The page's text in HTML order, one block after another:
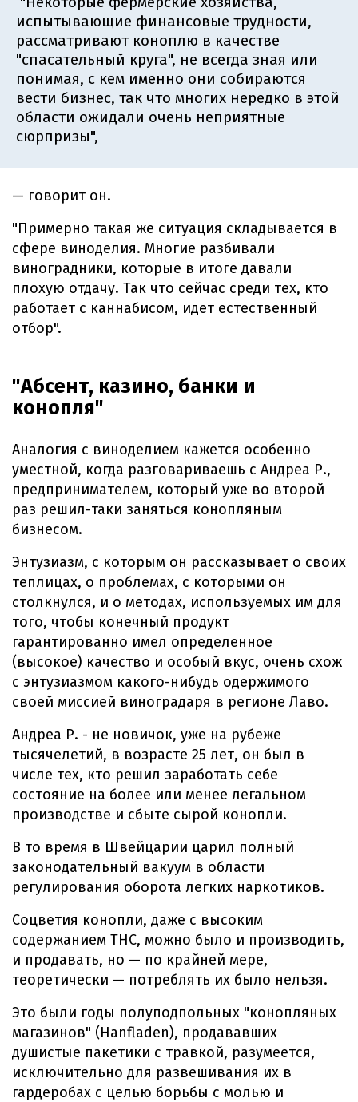
испытывающие финансовые трудности,
рассматривают коноплю в качестве
"спасательный круга", не всегда зная или
понимая, с кем именно они собираются
вести бизнес, так что многих нередко в этой
области ожидали очень неприятные
сюрпризы",
— говорит он.
"Примерно такая же ситуация складывается в
сфере виноделия. Многие разбивали
виноградники, которые в итоге давали
плохую отдачу. Так что сейчас среди тех, кто
работает с каннабисом, идет естественный
отбор".
"Абсент, казино, банки и
конопля"
Аналогия с виноделием кажется особенно
уместной, когда разговариваешь с Андреа Р.,
предпринимателем, который уже во второй
раз решил-таки заняться конопляным
бизнесом.
Энтузиазм, с которым он рассказывает о своих
теплицах, о проблемах, с которыми он
столкнулся, и о методах, используемых им для
того, чтобы конечный продукт
гарантированно имел определенное
(высокое) качество и особый вкус, очень схож
с энтузиазмом какого-нибудь одержимого
своей миссией виноградаря в регионе Лаво.
Андреа Р. - не новичок, уже на рубеже
тысячелетий, в возрасте 25 лет, он был в
числе тех, кто решил заработать себе
состояние на более или менее легальном
производстве и сбыте сырой конопли.
В то время в Швейцарии царил полный
законодательный вакуум в области
регулирования оборота легких наркотиков.
Соцветия конопли, даже с высоким
содержанием THC, можно было и производить,
и продавать, но — по крайней мере,
теоретически — потреблять их было нельзя.
Это были годы полуподпольных "конопляных
магазинов" (Hanfladen), продававших
душистые пакетики с травкой, разумеется,
исключительно для развешивания их в
гардеробах с целью борьбы с молью и